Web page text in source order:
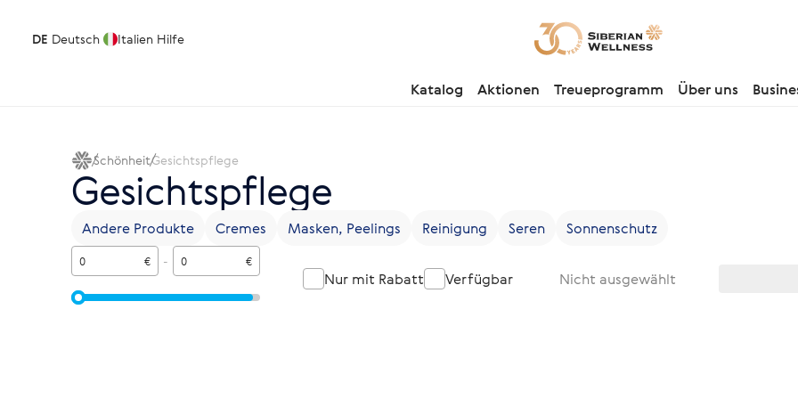
DE Deutsch Italien Hilfe
Katalog Aktionen Treueprogramm Über uns
SchönheitGesichtspflege
Gesichtspflege
Andere Produkte Cremes Masken, Peelings Reinigung Seren Sonnenschutz
Nicht ausgewählt
€ - €
Nur mit Rabatt Verfügbar